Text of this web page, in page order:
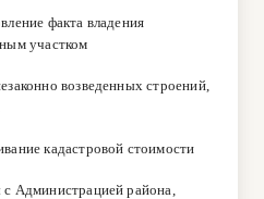
факта владения
участком
возведенных строений,
кадастровой стоимости
Администрацией района,